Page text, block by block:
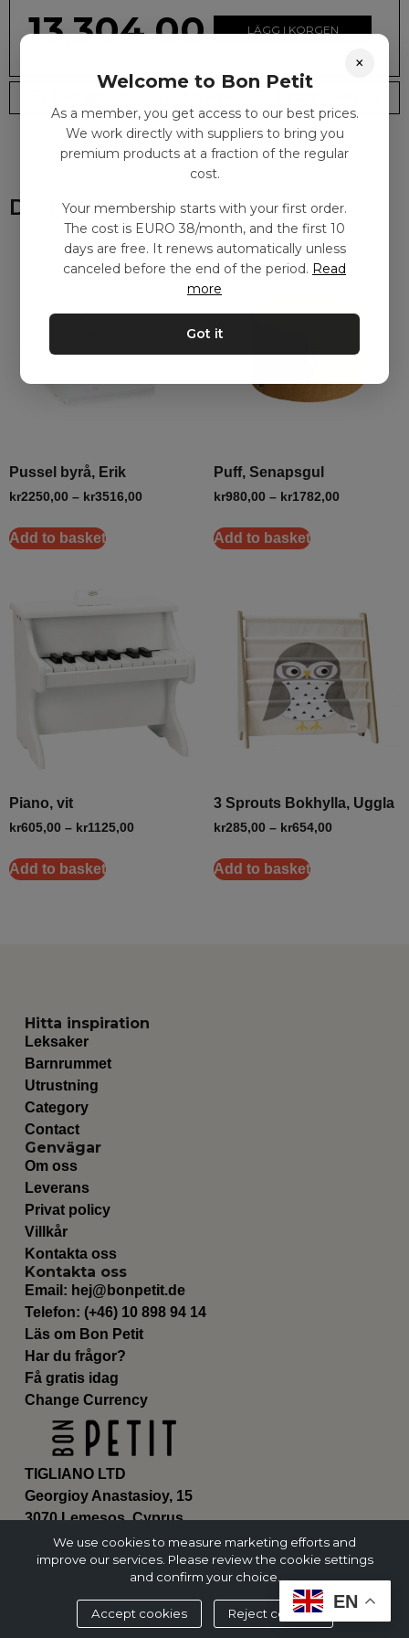
13,304.00 kr LÄGG I KORGEN
Du kanske också gillar
Pussel byrå, Erik
kr2250,00 – kr3516,00
Add to basket
Puff, Senapsgul
kr980,00 – kr1782,00
Add to basket
Piano, vit
kr605,00 – kr1125,00
Add to basket
3 Sprouts Bokhylla, Uggla
kr285,00 – kr654,00
Add to basket
TIGLIANO LTD
Georgioy Anastasioy, 15
3070 Lemesos, Cyprus
ΗΕ 430179
Hitta inspiration
Leksaker
Barnrummet
Utrustning
Category
Contact
Genvägar
Om oss
Leverans
Privat policy
Villkår
Kontakta oss
Kontakta oss
Email: hej@bonpetit.de
Telefon: (+46) 10 898 94 14
Läs om Bon Petit
Har du frågor?
Få gratis idag
Change Currency
EN
×
Welcome to Bon Petit
As a member, you get access to our best prices.
We work directly with suppliers to bring you
premium products at a fraction of the regular
cost.
Your membership starts with your first order.
The cost is EURO 38/month, and the first 10
days are free. It renews automatically unless
canceled before the end of the period. Read
more
Got it
We use cookies to measure marketing efforts and
improve our services. Please review the cookie settings
and confirm your choice.
Accept cookies Reject cookies